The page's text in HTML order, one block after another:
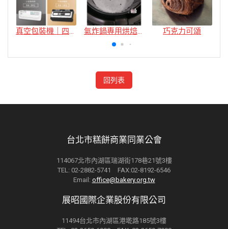
真空包裝機｜四款 氣炸鍋專用烘焙紙 巧克力可頌
回列表
台北市糕餅商業同業公會
114067北市內湖區瑞湖街178巷21號3樓
TEL: 02-2882-5741 FAX:02-8192-6546
Email: office@bakery.org.tw
展昭國際企業股份有限公司
11494台北市內湖區港墘路185號3樓